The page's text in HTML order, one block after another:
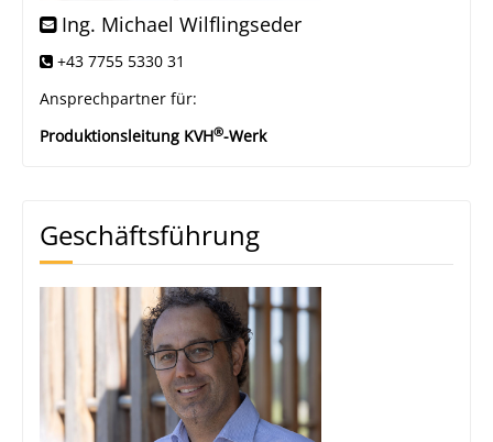
Ing. Michael Wilflingseder
+43 7755 5330 31
Ansprechpartner für:
Produktionsleitung KVH®-Werk
Geschäftsführung